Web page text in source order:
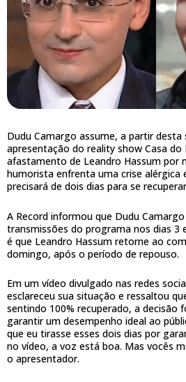
Dudu Camargo assume, a partir
apresentação do reality show Casa do
afastamento de Leandro Hassum por
humorista enfrenta uma crise alérgica
precisará de dois dias para se
A Record informou que Dudu
transmissões do programa nos dias 3
é que Leandro Hassum retorne ao
domingo, após o período de repouso.
Em um vídeo divulgado nas redes
esclareceu sua situação e ressaltou
sentindo 100% recuperado, a decisão
garantir um desempenho ideal ao
que eu tirasse esses dois dias por
no vídeo, a voz está boa. Mas vocês
o apresentador.